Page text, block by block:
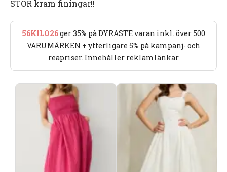
STOR kram finingar!!
56KILO26ger 35% på DYRASTE varan inkl. över 500
VARUMÄRKEN + ytterligare 5% på kampanj- och
reapriser. Innehåller reklamlänkar